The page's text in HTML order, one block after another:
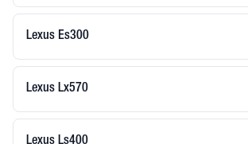
Lexus Es300
Lexus Lx570